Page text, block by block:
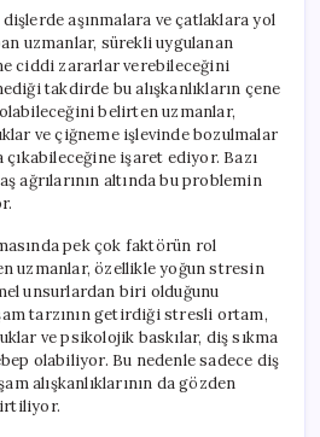
aşınmalara ve çatlaklara yol
uzmanlar, sürekli uygulanan
ciddi zararlar verebileceğini
takdirde bu alışkanlıkların çene
belirten uzmanlar,
ve çiğneme işlevinde bozulmalar
işaret ediyor. Bazı
ağrılarının altında bu problemin
pek çok faktörün rol
uzmanlar, özellikle yoğun stresin
unsurlardan biri olduğunu
tarzının getirdiği stresli ortam,
ve psikolojik baskılar, diş sıkma
olabiliyor. Bu nedenle sadece diş
alışkanlıklarının da gözden